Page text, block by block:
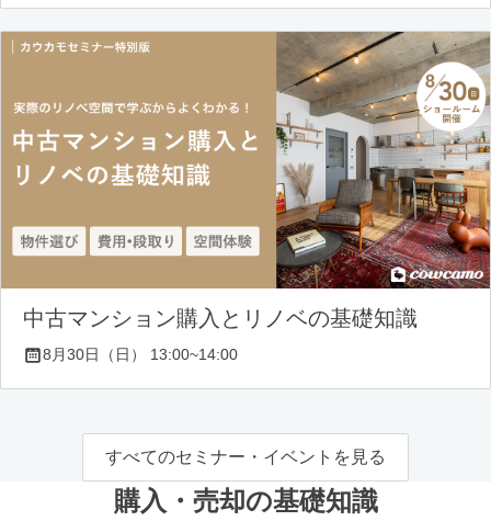
中古マンション購入とリノベの基礎知識
8月30日（日） 13:00~14:00
すべてのセミナー・イベントを見る
購入・売却の基礎知識